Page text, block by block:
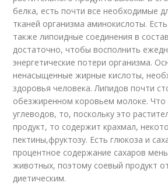
белка, есть почти все необходимые
тканей организма аминокислоты.
также липоидные соединения в
достаточно, чтобы восполнить
энергетические потери организма.
ненасыщенные жирные кислоты,
здоровья человека. Липидов почти
обезжиренном коровьем молоке. Что
углеводов, то, поскольку это
продукт, то содержит крахмал,
пектины,фруктозу. Есть глюкоза и
процентное содержание сахаров
животных, поэтому соевый продукт
диетическим.